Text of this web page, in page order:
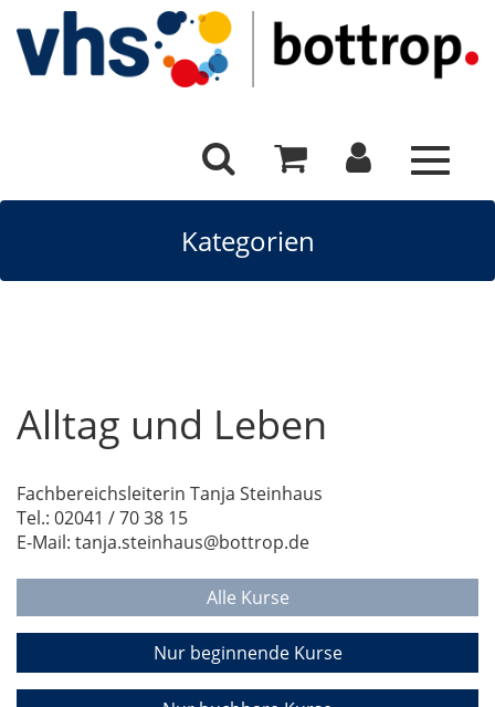
Toggle
Kategorien
Alltag und Leben
Fachbereichsleiterin Tanja Steinhaus
Tel.: 02041 / 70 38 15
E-Mail: tanja.steinhaus@bottrop.de
Alle Kurse
Nur beginnende Kurse